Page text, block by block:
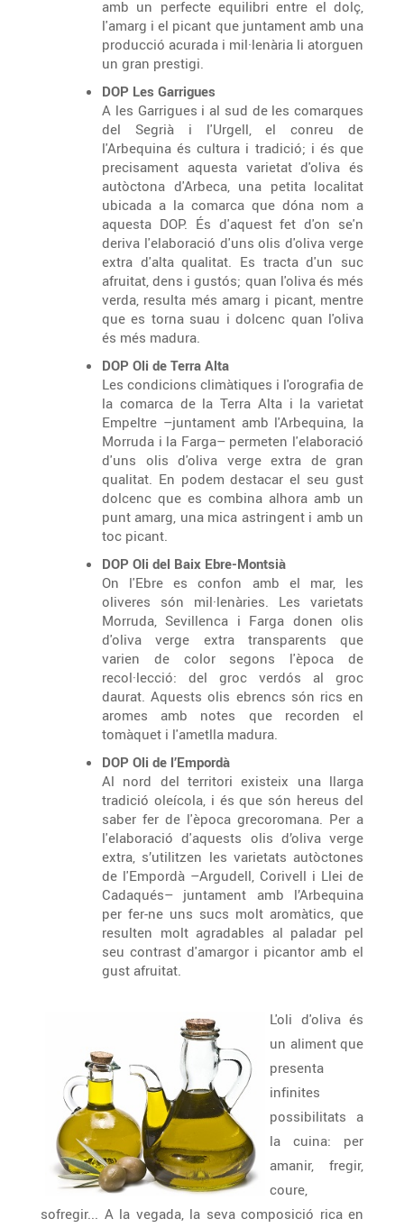
amb un perfecte equilibri entre el dolç,
l'amarg i el picant que juntament amb una
producció acurada i mil·lenària li atorguen
un gran prestigi.
DOP Les Garrigues
A les Garrigues i al sud de les comarques
del Segrià i l'Urgell, el conreu de
l'Arbequina és cultura i tradició; i és que
precisament aquesta varietat d'oliva és
autòctona d'Arbeca, una petita localitat
ubicada a la comarca que dóna nom a
aquesta DOP. És d'aquest fet d'on se'n
deriva l'elaboració d'uns olis d'oliva verge
extra d'alta qualitat. Es tracta d'un suc
afruitat, dens i gustós; quan l'oliva és més
verda, resulta més amarg i picant, mentre
que es torna suau i dolcenc quan l'oliva
és més madura.
DOP Oli de Terra Alta
Les condicions climàtiques i l'orografia de
la comarca de la Terra Alta i la varietat
Empeltre –juntament amb l'Arbequina, la
Morruda i la Farga– permeten l'elaboració
d'uns olis d'oliva verge extra de gran
qualitat. En podem destacar el seu gust
dolcenc que es combina alhora amb un
punt amarg, una mica astringent i amb un
toc picant.
DOP Oli del Baix Ebre-Montsià
On l'Ebre es confon amb el mar, les
oliveres són mil·lenàries. Les varietats
Morruda, Sevillenca i Farga donen olis
d'oliva verge extra transparents que
varien de color segons l'època de
recol·lecció: del groc verdós al groc
daurat. Aquests olis ebrencs són rics en
aromes amb notes que recorden el
tomàquet i l'ametlla madura.
DOP Oli de l’Empordà
Al nord del territori existeix una llarga
tradició oleícola, i és que són hereus del
saber fer de l'època grecoromana. Per a
l'elaboració d'aquests olis d’oliva verge
extra, s’utilitzen les varietats autòctones
de l'Empordà –Argudell, Corivell i Llei de
Cadaqués– juntament amb l’Arbequina
per fer-ne uns sucs molt aromàtics, que
resulten molt agradables al paladar pel
seu contrast d'amargor i picantor amb el
gust afruitat.
L'oli d'oliva és
un aliment que
presenta
infinites
possibilitats a
la cuina: per
amanir, fregir,
coure,
sofregir... A la vegada, la seva composició rica en